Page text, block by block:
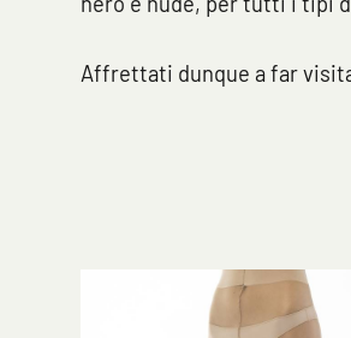
Affrettati dunque a far